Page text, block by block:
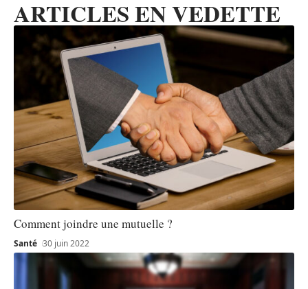
ARTICLES EN VEDETTE
Comment joindre une mutuelle ?
Santé 30 juin 2022